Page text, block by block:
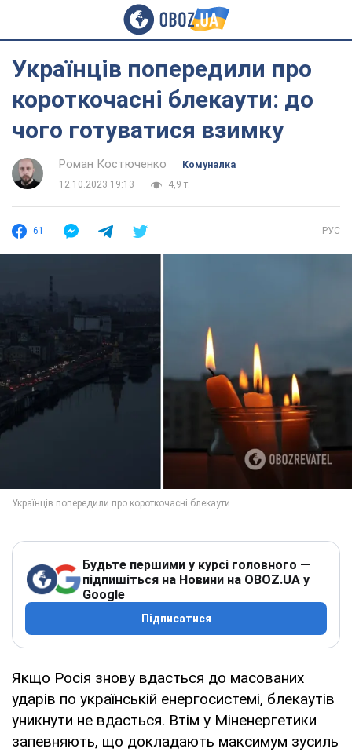
Українців попередили про
короткочасні блекаути: до
чого готуватися взимку
Роман Костюченко
Комуналка
12.10.2023 19:13
4,9 т.
61 РУС
Будьте першими у курсі головного —
підпишіться на Новини на OBOZ.UA у
Google
Підписатися
Якщо Росія знову вдасться до масованих
ударів по українській енергосистемі, блекаутів
уникнути не вдасться. Втім у Міненергетики
запевняють, що докладають максимум зусиль